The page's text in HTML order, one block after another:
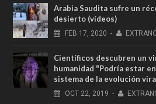
Arabia Saudita sufre un
desierto (vídeos)
FEB 17, 2020 -
Científicos descubren un
humanidad "Podría estar
sistema de la evolución
OCT 22, 2019 -